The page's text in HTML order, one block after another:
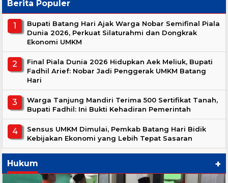
Berita Populer
Bupati Batang Hari Ajak Warga Nobar Semifinal Piala
Dunia 2026, Perkuat Silaturahmi dan Dongkrak
Ekonomi UMKM
Final Piala Dunia 2026 Hidupkan Aek Meliuk, Bupati
Fadhil Arief: Nobar Jadi Penggerak UMKM Batang
Hari
Warga Tanjung Mandiri Terima 500 Sertifikat Tanah,
Bupati Fadhil: Ini Bukti Kehadiran Pemerintah
Sensus UMKM Dimulai, Pemkab Batang Hari Bidik
Kebijakan Ekonomi yang Lebih Tepat Sasaran
Hukum +